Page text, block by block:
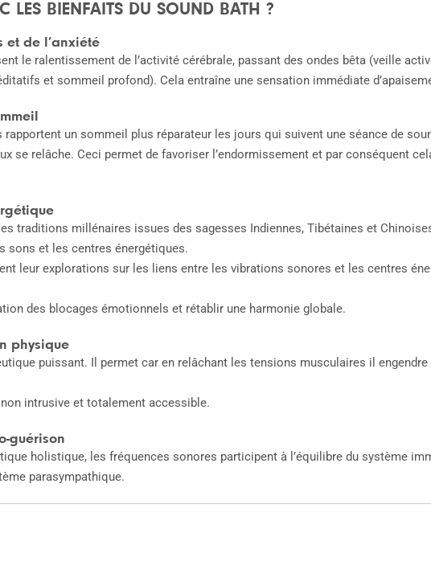
LES BIENFAITS DU SOUND BATH ?
et de l’anxiété
le ralentissement de l’activité cérébrale, passant des ondes bêta (veille
et sommeil profond). Cela entraîne une sensation immédiate
rapportent un sommeil plus réparateur les jours qui suivent une séance de
se relâche. Ceci permet de favoriser l’endormissement et par conséquent
traditions millénaires issues des sagesses Indiennes, Tibétaines et
sons et les centres énergétiques.
leur explorations sur les liens entre les vibrations sonores et les centres
des blocages émotionnels et rétablir une harmonie globale.
physique
puissant. Il permet car en relâchant les tensions musculaires il
non intrusive et totalement accessible.
guérison
holistique, les fréquences sonores participent à l’équilibre du système
parasympathique.